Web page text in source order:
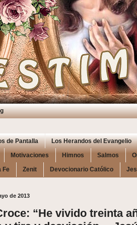
de Pantalla Los Herandos del Evangelio
Motivaciones Himnos Salmos
Fe Zenit Devocionario Católico
de 2013
“He vivido treinta